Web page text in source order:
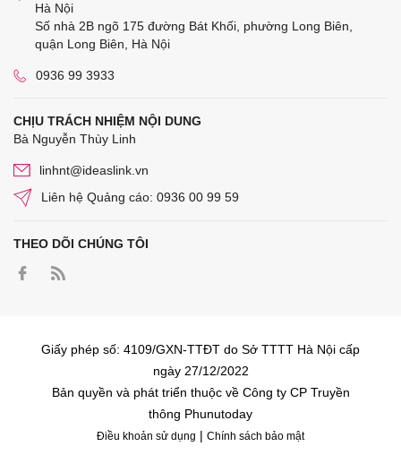
Hà Nội
Số nhà 2B ngõ 175 đường Bát Khối, phường Long Biên,
quận Long Biên, Hà Nội
0936 99 3933
CHỊU TRÁCH NHIỆM NỘI DUNG
Bà Nguyễn Thùy Linh
linhnt@ideaslink.vn
Liên hệ Quảng cáo: 0936 00 99 59
THEO DÕI CHÚNG TÔI
Giấy phép số: 4109/GXN-TTĐT do Sở TTTT Hà Nội cấp
ngày 27/12/2022
Bản quyền và phát triển thuộc về Công ty CP Truyền
thông Phunutoday
Điều khoản sử dụng | Chính sách bảo mật